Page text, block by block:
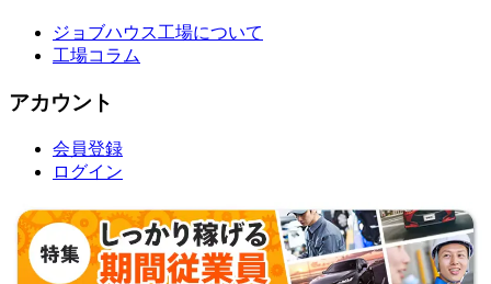
ジョブハウス工場について
工場コラム
アカウント
会員登録
ログイン